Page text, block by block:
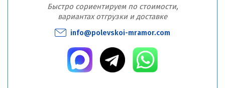
Быстро сориентируем по стоимости,
вариантах отгрузки и доставке
info@polevskoi-mramor.com